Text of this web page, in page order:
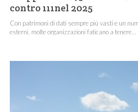
contro 111nel 2025
Con patrimoni di dati sempre più vasti e un
esterni, molte organizzazioni faticano a tenere...